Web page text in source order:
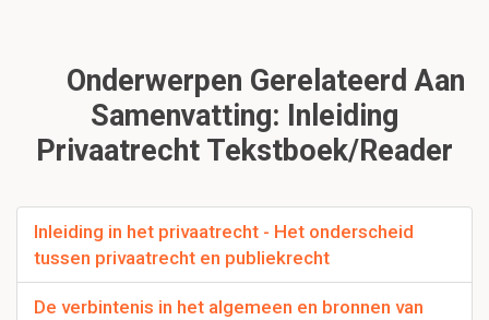
Onderwerpen Gerelateerd Aan
Samenvatting: Inleiding
Privaatrecht Tekstboek/reader
Inleiding in het privaatrecht - Het onderscheid
tussen privaatrecht en publiekrecht
De verbintenis in het algemeen en bronnen van